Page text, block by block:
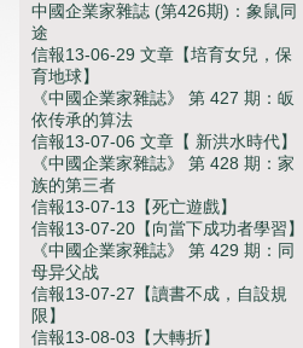
中國企業家雜誌 (第426期)：象鼠同
途
信報13-06-29 文章【培育女兒，保
育地球】
《中國企業家雜誌》 第 427 期：皈
依传承的算法
信報13-07-06 文章【 新洪水時代】
《中國企業家雜誌》 第 428 期：家
族的第三者
信報13-07-13【死亡遊戲】
信報13-07-20【向當下成功者學習】
《中國企業家雜誌》 第 429 期：同
母异父战
信報13-07-27【讀書不成，自設規
限】
信報13-08-03【大轉折】